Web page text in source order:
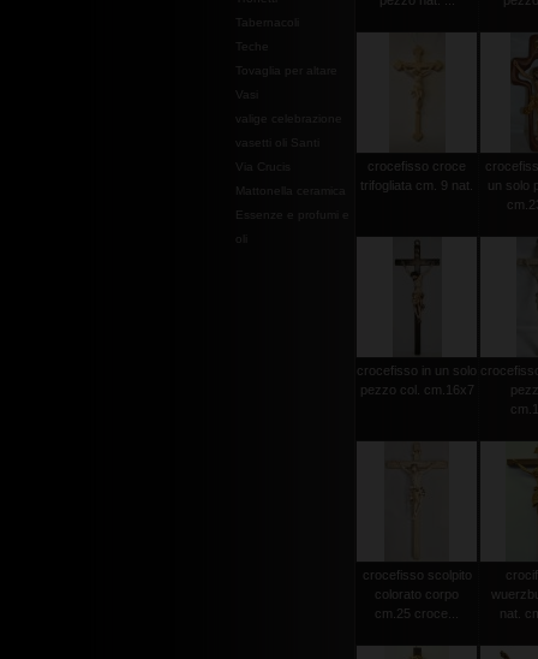
Tabernacoli
valige celebrazione
Mattonella ceramica
Essenze e profumi e
crocefisso croce
trifogliata cm. 9 nat.
un solo
crocefisso in un solo
pezzo col. cm.16x7
crocefisso scolpito
colorato corpo
cm.25 croce...
nat.